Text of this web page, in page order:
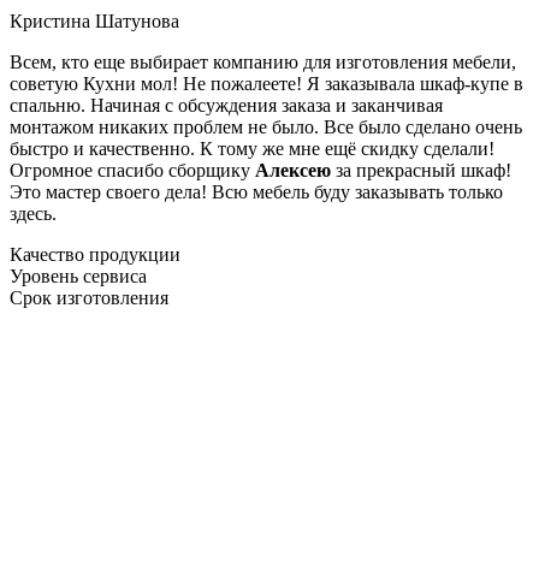
Кристина Шатунова
Всем, кто еще выбирает компанию для изготовления мебели,
советую Кухни мол! Не пожалеете! Я заказывала шкаф-купе в
спальню. Начиная с обсуждения заказа и заканчивая
монтажом никаких проблем не было. Все было сделано очень
быстро и качественно. К тому же мне ещё скидку сделали!
Огромное спасибо сборщику Алексею за прекрасный шкаф!
Это мастер своего дела! Всю мебель буду заказывать только
здесь.
Качество продукции
Уровень сервиса
Срок изготовления